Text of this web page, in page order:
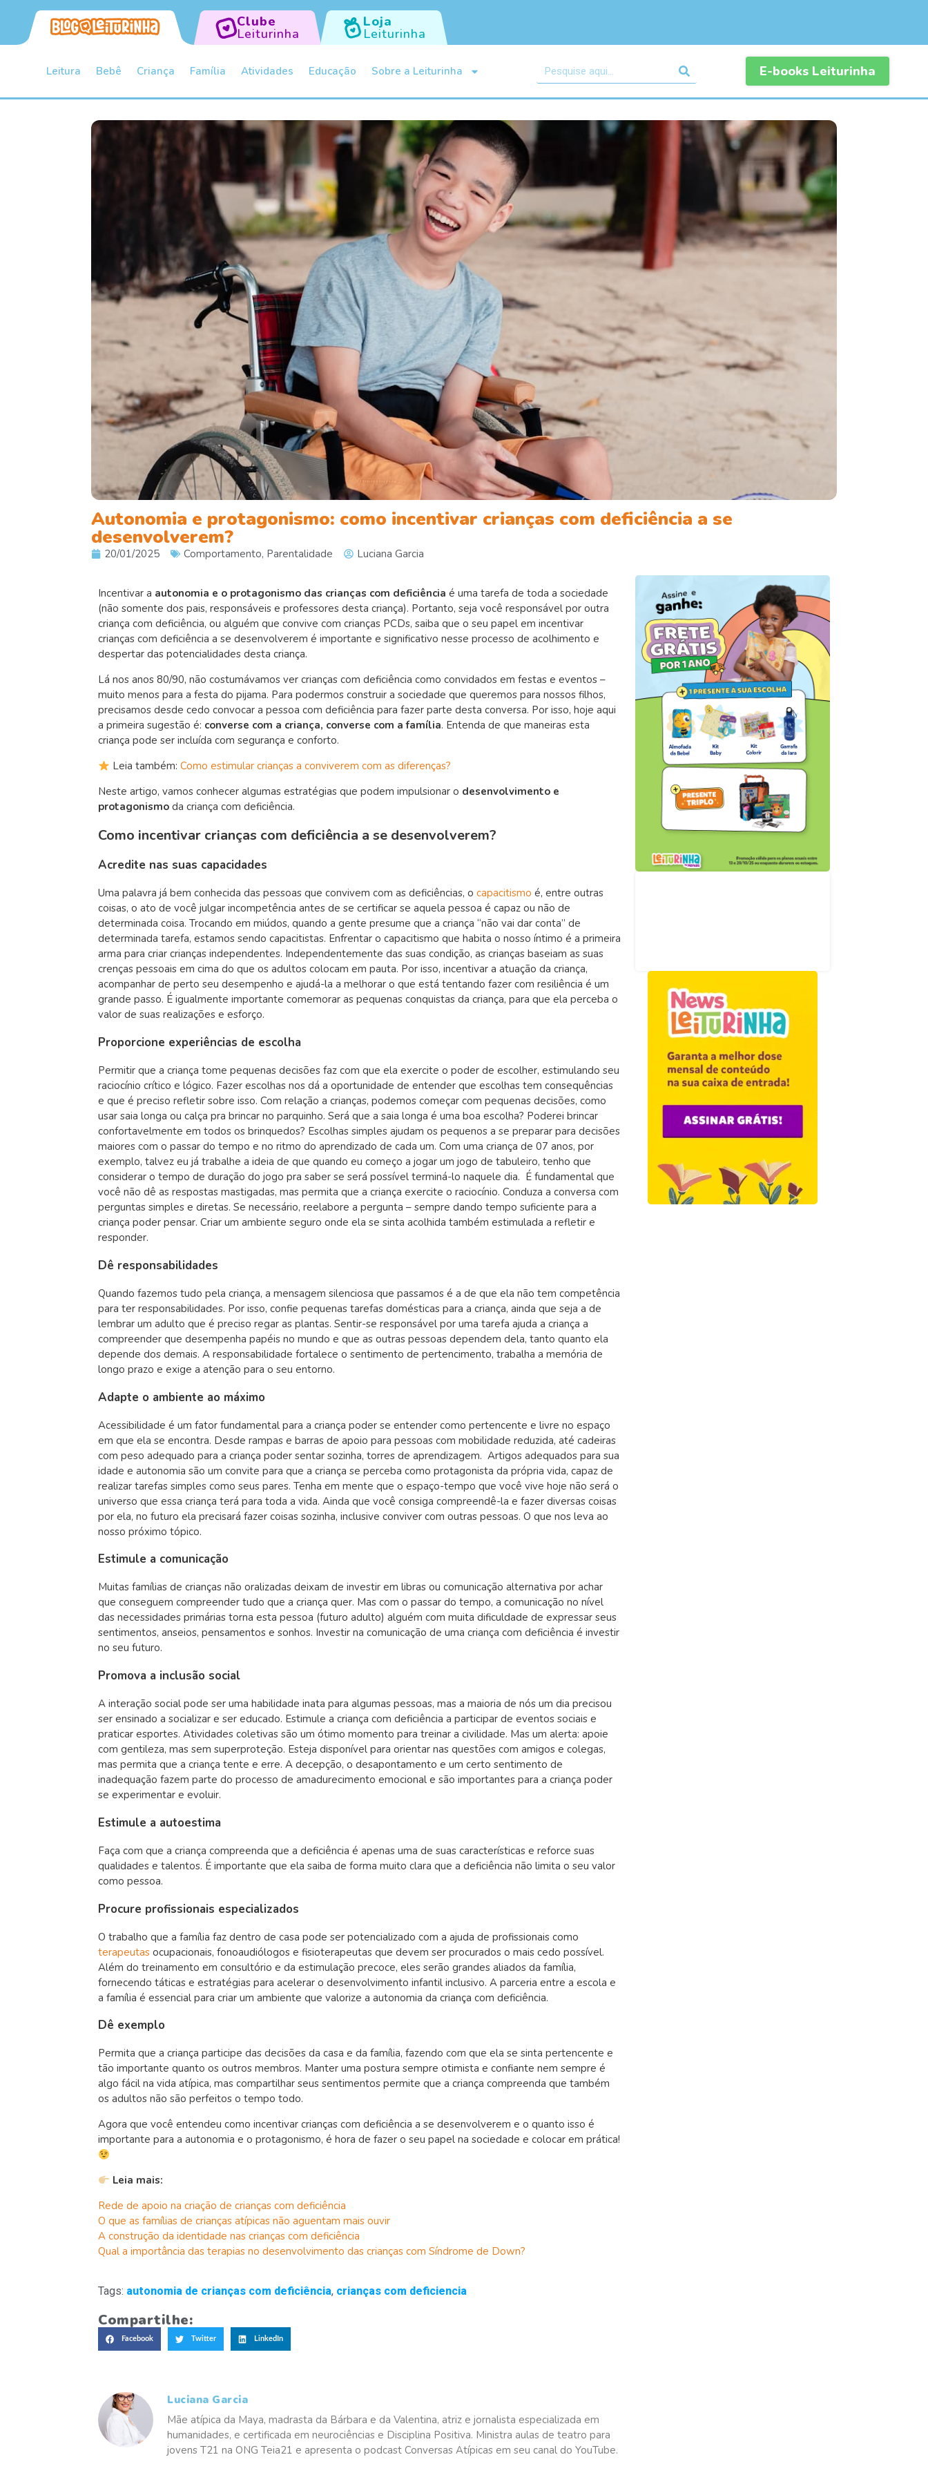
Clube
Leiturinha
Loja
Leiturinha
Leitura Bebê Criança Família Atividades Educação Sobre a Leiturinha E-books Leiturinha
Autonomia e protagonismo: como incentivar crianças com deficiência a se
desenvolverem?
20/01/2025 Comportamento, Parentalidade Luciana Garcia
Incentivar a autonomia e o protagonismo das crianças com deficiência é uma tarefa de toda a sociedade
(não somente dos pais, responsáveis e professores desta criança). Portanto, seja você responsável por outra
criança com deficiência, ou alguém que convive com crianças PCDs, saiba que o seu papel em incentivar
crianças com deficiência a se desenvolverem é importante e significativo nesse processo de acolhimento e
despertar das potencialidades desta criança.
Lá nos anos 80/90, não costumávamos ver crianças com deficiência como convidados em festas e eventos –
muito menos para a festa do pijama. Para podermos construir a sociedade que queremos para nossos filhos,
precisamos desde cedo convocar a pessoa com deficiência para fazer parte desta conversa. Por isso, hoje aqui
a primeira sugestão é: converse com a criança, converse com a família. Entenda de que maneiras esta
criança pode ser incluída com segurança e conforto.
Leia também: Como estimular crianças a conviverem com as diferenças?
Neste artigo, vamos conhecer algumas estratégias que podem impulsionar o desenvolvimento e
protagonismo da criança com deficiência.
Como incentivar crianças com deficiência a se desenvolverem?
Acredite nas suas capacidades
Uma palavra já bem conhecida das pessoas que convivem com as deficiências, o capacitismo é, entre outras
coisas, o ato de você julgar incompetência antes de se certificar se aquela pessoa é capaz ou não de
determinada coisa. Trocando em miúdos, quando a gente presume que a criança “não vai dar conta” de
determinada tarefa, estamos sendo capacitistas. Enfrentar o capacitismo que habita o nosso íntimo é a primeira
arma para criar crianças independentes. Independentemente das suas condição, as crianças baseiam as suas
crenças pessoais em cima do que os adultos colocam em pauta. Por isso, incentivar a atuação da criança,
acompanhar de perto seu desempenho e ajudá-la a melhorar o que está tentando fazer com resiliência é um
grande passo. É igualmente importante comemorar as pequenas conquistas da criança, para que ela perceba o
valor de suas realizações e esforço.
Proporcione experiências de escolha
Permitir que a criança tome pequenas decisões faz com que ela exercite o poder de escolher, estimulando seu
raciocínio crítico e lógico. Fazer escolhas nos dá a oportunidade de entender que escolhas tem consequências
e que é preciso refletir sobre isso. Com relação a crianças, podemos começar com pequenas decisões, como
usar saia longa ou calça pra brincar no parquinho. Será que a saia longa é uma boa escolha? Poderei brincar
confortavelmente em todos os brinquedos? Escolhas simples ajudam os pequenos a se preparar para decisões
maiores com o passar do tempo e no ritmo do aprendizado de cada um. Com uma criança de 07 anos, por
exemplo, talvez eu já trabalhe a ideia de que quando eu começo a jogar um jogo de tabuleiro, tenho que
considerar o tempo de duração do jogo pra saber se será possível terminá-lo naquele dia. É fundamental que
você não dê as respostas mastigadas, mas permita que a criança exercite o raciocínio. Conduza a conversa com
perguntas simples e diretas. Se necessário, reelabore a pergunta – sempre dando tempo suficiente para a
criança poder pensar. Criar um ambiente seguro onde ela se sinta acolhida também estimulada a refletir e
responder.
Dê responsabilidades
Quando fazemos tudo pela criança, a mensagem silenciosa que passamos é a de que ela não tem competência
para ter responsabilidades. Por isso, confie pequenas tarefas domésticas para a criança, ainda que seja a de
lembrar um adulto que é preciso regar as plantas. Sentir-se responsável por uma tarefa ajuda a criança a
compreender que desempenha papéis no mundo e que as outras pessoas dependem dela, tanto quanto ela
depende dos demais. A responsabilidade fortalece o sentimento de pertencimento, trabalha a memória de
longo prazo e exige a atenção para o seu entorno.
Adapte o ambiente ao máximo
Acessibilidade é um fator fundamental para a criança poder se entender como pertencente e livre no espaço
em que ela se encontra. Desde rampas e barras de apoio para pessoas com mobilidade reduzida, até cadeiras
com peso adequado para a criança poder sentar sozinha, torres de aprendizagem. Artigos adequados para sua
idade e autonomia são um convite para que a criança se perceba como protagonista da própria vida, capaz de
realizar tarefas simples como seus pares. Tenha em mente que o espaço-tempo que você vive hoje não será o
universo que essa criança terá para toda a vida. Ainda que você consiga compreendê-la e fazer diversas coisas
por ela, no futuro ela precisará fazer coisas sozinha, inclusive conviver com outras pessoas. O que nos leva ao
nosso próximo tópico.
Estimule a comunicação
Muitas famílias de crianças não oralizadas deixam de investir em libras ou comunicação alternativa por achar
que conseguem compreender tudo que a criança quer. Mas com o passar do tempo, a comunicação no nível
das necessidades primárias torna esta pessoa (futuro adulto) alguém com muita dificuldade de expressar seus
sentimentos, anseios, pensamentos e sonhos. Investir na comunicação de uma criança com deficiência é investir
no seu futuro.
Promova a inclusão social
A interação social pode ser uma habilidade inata para algumas pessoas, mas a maioria de nós um dia precisou
ser ensinado a socializar e ser educado. Estimule a criança com deficiência a participar de eventos sociais e
praticar esportes. Atividades coletivas são um ótimo momento para treinar a civilidade. Mas um alerta: apoie
com gentileza, mas sem superproteção. Esteja disponível para orientar nas questões com amigos e colegas,
mas permita que a criança tente e erre. A decepção, o desapontamento e um certo sentimento de
inadequação fazem parte do processo de amadurecimento emocional e são importantes para a criança poder
se experimentar e evoluir.
Estimule a autoestima
Faça com que a criança compreenda que a deficiência é apenas uma de suas características e reforce suas
qualidades e talentos. É importante que ela saiba de forma muito clara que a deficiência não limita o seu valor
como pessoa.
Procure profissionais especializados
O trabalho que a família faz dentro de casa pode ser potencializado com a ajuda de profissionais como
terapeutas ocupacionais, fonoaudiólogos e fisioterapeutas que devem ser procurados o mais cedo possível.
Além do treinamento em consultório e da estimulação precoce, eles serão grandes aliados da família,
fornecendo táticas e estratégias para acelerar o desenvolvimento infantil inclusivo. A parceria entre a escola e
a família é essencial para criar um ambiente que valorize a autonomia da criança com deficiência.
Dê exemplo
Permita que a criança participe das decisões da casa e da família, fazendo com que ela se sinta pertencente e
tão importante quanto os outros membros. Manter uma postura sempre otimista e confiante nem sempre é
algo fácil na vida atípica, mas compartilhar seus sentimentos permite que a criança compreenda que também
os adultos não são perfeitos o tempo todo.
Agora que você entendeu como incentivar crianças com deficiência a se desenvolverem e o quanto isso é
importante para a autonomia e o protagonismo, é hora de fazer o seu papel na sociedade e colocar em prática!
Leia mais:
Rede de apoio na criação de crianças com deficiência
O que as famílias de crianças atípicas não aguentam mais ouvir
A construção da identidade nas crianças com deficiência
Qual a importância das terapias no desenvolvimento das crianças com Síndrome de Down?
Tags: autonomia de crianças com deficiência, crianças com deficiencia
Compartilhe:
Facebook Twitter LinkedIn
Luciana Garcia
Mãe atípica da Maya, madrasta da Bárbara e da Valentina, atriz e jornalista especializada em
humanidades, e certificada em neurociências e Disciplina Positiva. Ministra aulas de teatro para
jovens T21 na ONG Teia21 e apresenta o podcast Conversas Atípicas em seu canal do YouTube.